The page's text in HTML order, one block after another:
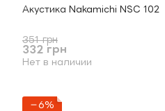
Акустика Nakamichi NSC 102
351 грн
332 грн
Нет в наличии
−6%